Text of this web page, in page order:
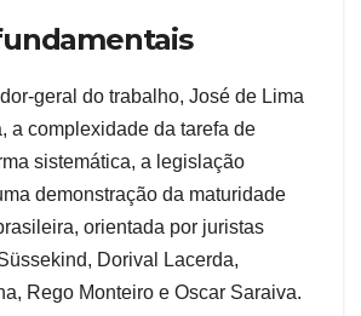
geral do trabalho, José de Lima
a complexidade da tarefa de
sistemática, a legislação
demonstração da maturidade
orientada por juristas
Dorival Lacerda,
Rego Monteiro e Oscar Saraiva.